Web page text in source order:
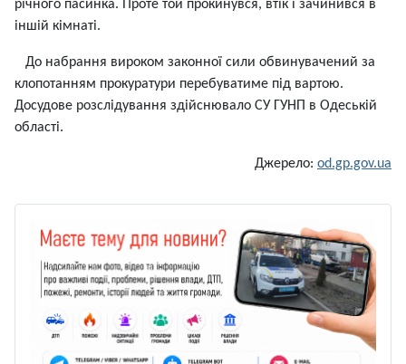
річного пасинка. Проте той прокинувся, втік і зачинився в
іншій кімнаті.
До набрання вироком законної сили обвинувачений за
клопотанням прокуратури перебуватиме під вартою.
Досудове розслідування здійснювало СУ ГУНП в Одеській
області.
Джерело: od.gp.gov.ua